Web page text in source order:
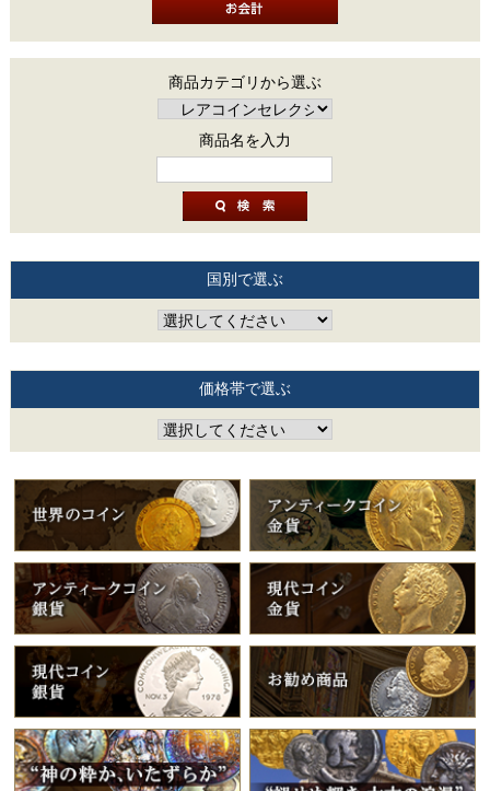
商品カテゴリから選ぶ
商品名を入力
国別で選ぶ
価格帯で選ぶ